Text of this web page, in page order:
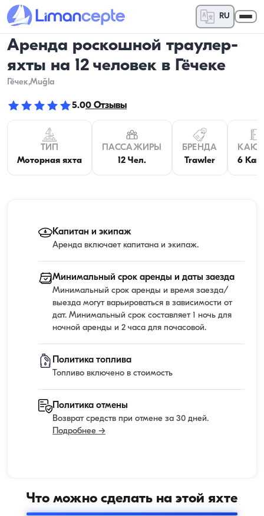
RU
Аренда роскошной траулер-
яхты на 12 человек в Гёчеке
Гёчек,Muğla
5.00 Отзывы
ТИП
Моторная яхта
ПАССАЖИРЫ
12 Чел.
БРЕНДА
Trawler
6
Капитан и экипаж
Аренда включает капитана и экипаж.
Минимальный срок аренды и даты заезда
Минимальный срок аренды и время заезда/
выезда могут варьироваться в зависимости от
дат. Минимальный срок составляет 1 ночь для
ночной аренды и 2 часа для почасовой.
Политика топлива
Топливо включено в стоимость
Политика отмены
Возврат средств при отмене за 30 дней.
Подробнее →
Что можно сделать на этой яхте